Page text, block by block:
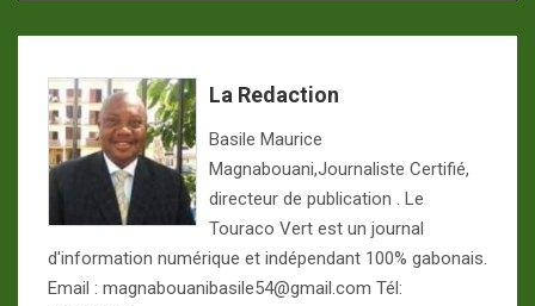
La Redaction
Basile Maurice
Magnabouani,Journaliste Certifié,
directeur de publication . Le
Touraco Vert est un journal
d'information numérique et indépendant 100% gabonais.
Email : magnabouanibasile54@gmail.com Tél: